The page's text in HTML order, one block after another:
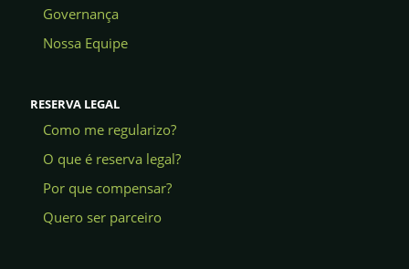
Governança
Nossa Equipe
RESERVA LEGAL
Como me regularizo?
O que é reserva legal?
Por que compensar?
Quero ser parceiro